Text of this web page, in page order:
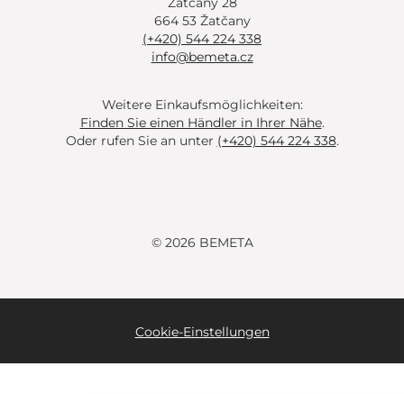
664 53 Žatčany
(+420) 544 224 338
info@bemeta.cz
Weitere Einkaufsmöglichkeiten:
Finden Sie einen Händler in Ihrer Nähe.
Oder rufen Sie an unter (+420) 544 224 338.
© 2026 BEMETA
Cookie-Einstellungen